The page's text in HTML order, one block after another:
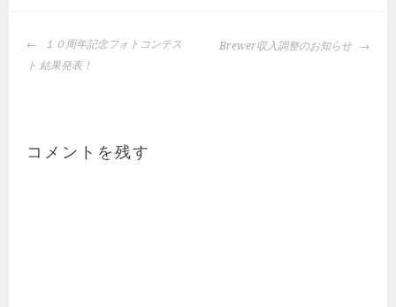
投
稿
ー
１０周年記念フォトコンテス
ト 結果発表！
Brewer収入調整のお知らせ
コメントを残す